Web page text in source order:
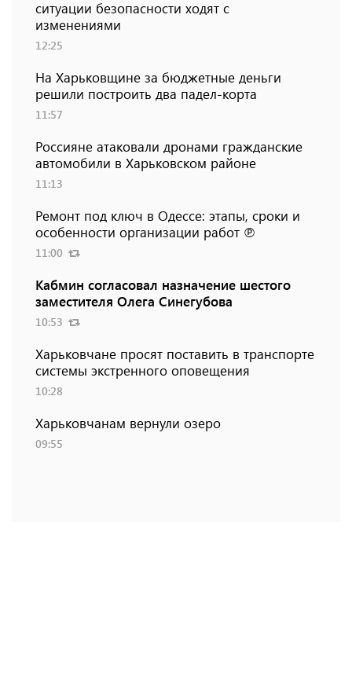
ситуации безопасности ходят с
изменениями
12:25
На Харьковщине за бюджетные деньги
решили построить два падел-корта
11:57
Россияне атаковали дронами гражданские
автомобили в Харьковском районе
11:13
Ремонт под ключ в Одессе: этапы, сроки и
особенности организации работ ℗
11:00
Кабмин согласовал назначение шестого
заместителя Олега Синегубова
10:53
Харьковчане просят поставить в транспорте
системы экстренного оповещения
10:28
Харьковчанам вернули озеро
09:55